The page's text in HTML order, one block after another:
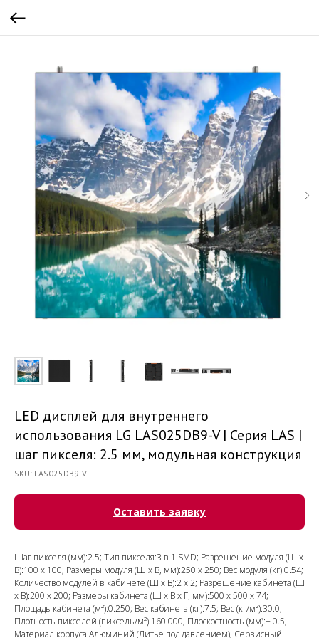
LED дисплей для внутреннего
использования LG LAS025DB9-V | Серия LAS |
шаг пикселя: 2.5 мм, модульная конструкция
SKU: LAS025DB9-V
Оставить заявку
Шаг пикселя (мм):2.5; Тип пикселя:3 в 1 SMD; Разрешение модуля (Ш х
В):100 x 100; Размеры модуля (Ш х В, мм):250 x 250; Вес модуля (кг):0.54;
Количество модулей в кабинете (Ш х В):2 x 2; Разрешение кабинета (Ш
х В):200 x 200; Размеры кабинета (Ш х В х Г, мм):500 x 500 x 74;
Площадь кабинета (м²):0.250; Вес кабинета (кг):7.5; Вес (кг/м²):30.0;
Плотность пикселей (пиксель/м²):160.000; Плоскостность (мм):± 0.5;
Материал корпуса:Алюминий (Литье под давлением); Сервисный